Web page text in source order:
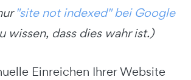
"site not indexed" bei Google
wissen, dass dies wahr ist.)
Einreichen Ihrer Website